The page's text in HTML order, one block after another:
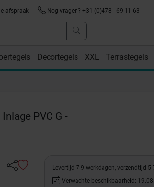
afspraak Nog vragen? +31 (0)478 - 69 11 63
Decortegels XXL Terrastegels
PVC G -
Levertijd 7-9 werkdagen, verzendtijd
Verwachte beschikbaarheid: